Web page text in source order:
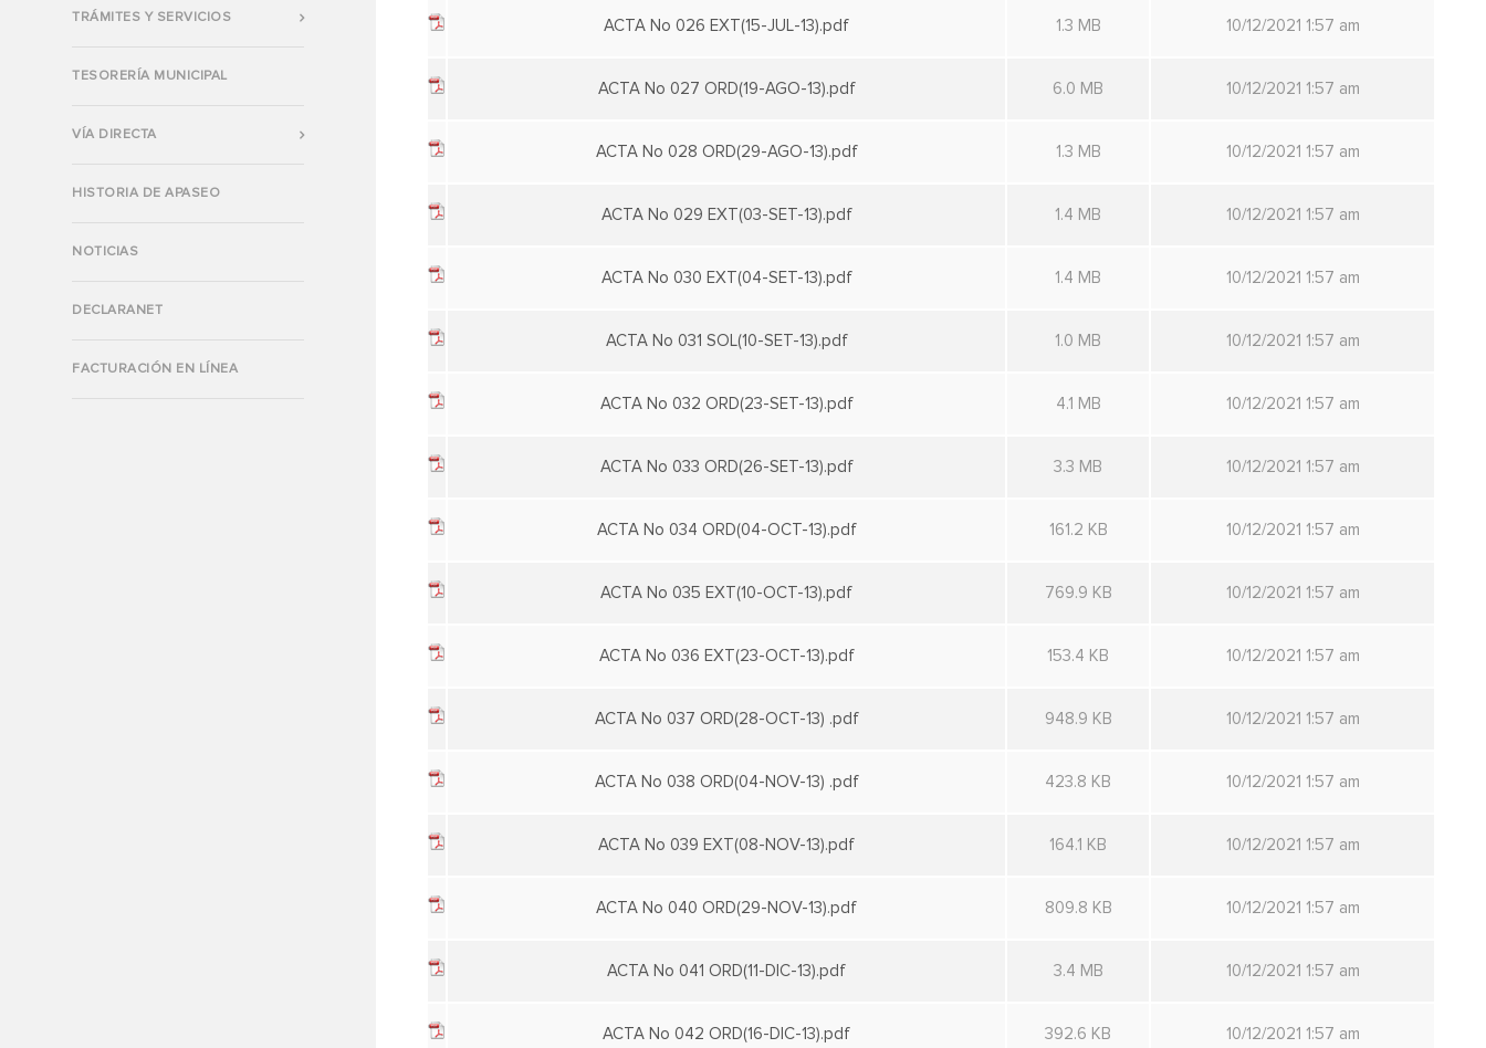
TRÁMITES Y SERVICIOS
TESORERÍA MUNICIPAL
VÍA DIRECTA
HISTORIA DE APASEO
NOTICIAS
DECLARANET
FACTURACIÓN EN LÍNEA
ACTA No 026 EXT(15-JUL-13).pdf 1.3 MB 10/12/2021 1:57 am
ACTA No 027 ORD(19-AGO-13).pdf 6.0 MB 10/12/2021 1:57 am
ACTA No 028 ORD(29-AGO-13).pdf 1.3 MB 10/12/2021 1:57 am
ACTA No 029 EXT(03-SET-13).pdf 1.4 MB 10/12/2021 1:57 am
ACTA No 030 EXT(04-SET-13).pdf 1.4 MB 10/12/2021 1:57 am
ACTA No 031 SOL(10-SET-13).pdf 1.0 MB 10/12/2021 1:57 am
ACTA No 032 ORD(23-SET-13).pdf 4.1 MB 10/12/2021 1:57 am
ACTA No 033 ORD(26-SET-13).pdf 3.3 MB 10/12/2021 1:57 am
ACTA No 034 ORD(04-OCT-13).pdf 161.2 KB 10/12/2021 1:57 am
ACTA No 035 EXT(10-OCT-13).pdf 769.9 KB 10/12/2021 1:57 am
ACTA No 036 EXT(23-OCT-13).pdf 153.4 KB 10/12/2021 1:57 am
ACTA No 037 ORD(28-OCT-13) .pdf 948.9 KB 10/12/2021 1:57 am
ACTA No 038 ORD(04-NOV-13) .pdf 423.8 KB 10/12/2021 1:57 am
ACTA No 039 EXT(08-NOV-13).pdf 164.1 KB 10/12/2021 1:57 am
ACTA No 040 ORD(29-NOV-13).pdf 809.8 KB 10/12/2021 1:57 am
ACTA No 041 ORD(11-DIC-13).pdf 3.4 MB 10/12/2021 1:57 am
ACTA No 042 ORD(16-DIC-13).pdf 392.6 KB 10/12/2021 1:57 am